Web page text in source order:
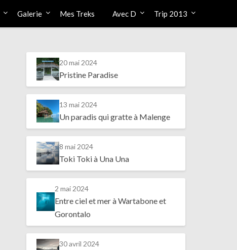
Galerie Mes Treks Avec D Trip 2013
20 mai 2024
Pristine Paradise
13 mai 2024
Un paradis qui gratte à Malenge
8 mai 2024
Toki Toki à Una Una
2 mai 2024
Entre ciel et mer à Wartabone et
Gorontalo
30 avril 2024